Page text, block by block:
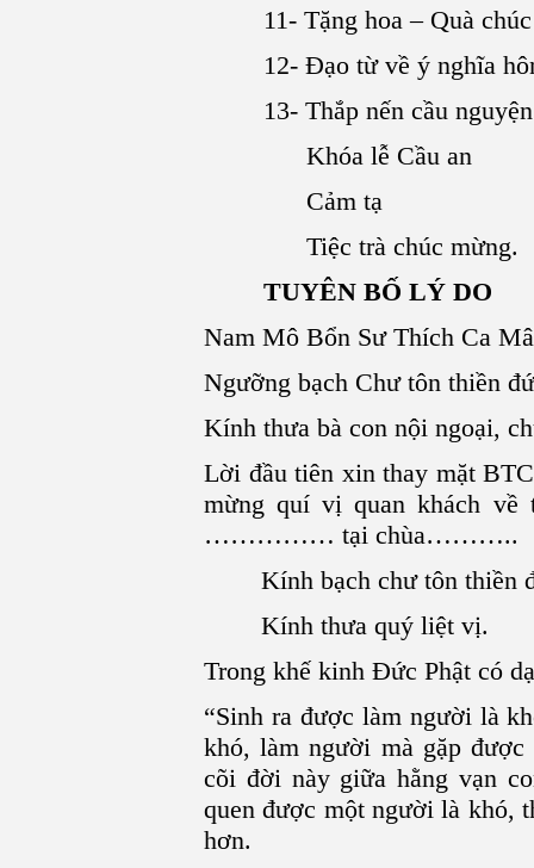
11- Tặng hoa – Quà
12- Đạo từ về ý nghĩa
13- Thắp nến cầu nguyện
Khóa lễ Cầu an
Cảm tạ
Tiệc trà chúc mừng.
TUYÊN BỐ LÝ DO
Nam Mô Bổn Sư Thích Ca
Ngưỡng bạch Chư tôn thiền
Kính thưa bà con nội ngoại,
Lời đầu tiên xin thay mặt
mừng quí vị quan khách về
…………… tại chùa………..
Kính bạch chư tôn thiền
Kính thưa quý liệt vị.
Trong khế kinh Đức Phật có
“Sinh ra được làm người là
khó, làm người mà gặp
cõi đời này giữa hằng vạn
quen được một người là khó,
hơn.